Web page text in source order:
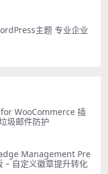
主题 专业企业
WooCommerce 插
圾邮件防护
Management Pre
自定义徽章提升转化